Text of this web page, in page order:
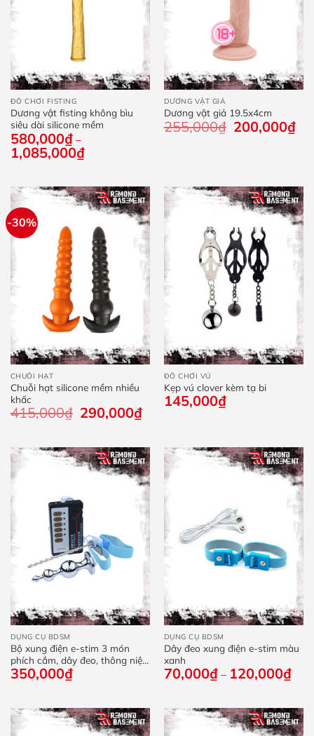
ĐỒ CHƠI FISTING
Dương vật fisting không bìu
siêu dài silicone mềm
580,000₫ –
1,085,000₫Khoảng
giá:
580,000₫
đến
1,085,000₫
DƯƠNG VẬT GIẢ
Dương vật giả 19.5x4cm
255,000₫ Giá
gốc
200,000₫Giá
-30%
CHUỖI HẠT
Chuỗi hạt silicone mềm nhiều
khấc
415,000₫ Giá
gốc
415,000₫.
290,000₫Giá
hiện
là:
290,000₫.
ĐỒ CHƠI VÚ
Kẹp vú clover kèm tạ bi
145,000₫
DỤNG CỤ BDSM
Bộ xung điện e-stim 3 món
phích cắm, dây đeo, thông niệu
đạo
350,000₫
DỤNG CỤ BDSM
Dây đeo xung điện e-stim màu
xanh
70,000₫ – 120,000₫
giá:
đến